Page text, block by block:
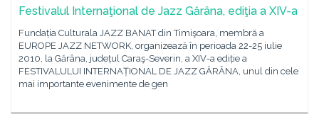
Festivalul Internaţional de Jazz Gărâna, ediţia a XIV-a
Fundația Culturala JAZZ BANAT din Timişoara, membră a
EUROPE JAZZ NETWORK, organizează în perioada 22-25 iulie
2010, la Gărâna, județul Caraş-Severin, a XIV-a ediție a
FESTIVALULUI INTERNAȚIONAL DE JAZZ GĂRÂNA, unul din cele
mai importante evenimente de gen